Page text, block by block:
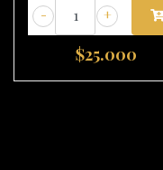
+
-
$25.000